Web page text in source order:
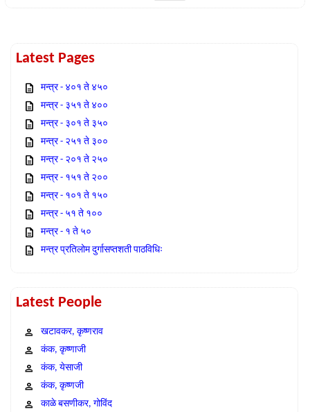
Latest Pages
मन्त्र - ४०१ ते ४५०
मन्त्र - ३५१ ते ४००
मन्त्र - ३०१ ते ३५०
मन्त्र - २५१ ते ३००
मन्त्र - २०१ ते २५०
मन्त्र - १५१ ते २००
मन्त्र - १०१ ते १५०
मन्त्र - ५१ ते १००
मन्त्र - १ ते ५०
मन्त्र प्रतिलोम दुर्गासप्तशती पाठविधिः
Latest People
खटावकर, कृष्णराव
कंक, कृष्णाजी
कंक, येसाजी
कंक, कृष्णजी
काळे बसणीकर, गोविंद